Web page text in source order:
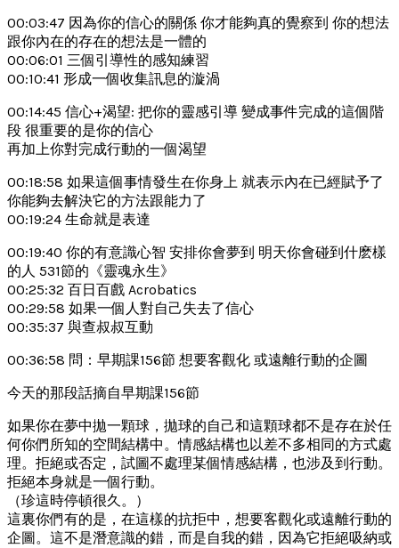
00:03:47 因為你的信心的關係 你才能夠真的覺察到 你的想法
跟你內在的存在的想法是一體的
00:06:01 三個引導性的感知練習
00:10:41 形成一個收集訊息的漩渦
00:14:45 信心+渴望: 把你的靈感引導 變成事件完成的這個階
段 很重要的是你的信心
再加上你對完成行動的一個渴望
00:18:58 如果這個事情發生在你身上 就表示內在已經賦予了
你能夠去解決它的方法跟能力了
00:19:24 生命就是表達
00:19:40 你的有意識心智 安排你會夢到 明天你會碰到什麽樣
的人 531節的《靈魂永生》
00:25:32 百日百戲 Acrobatics
00:29:58 如果一個人對自己失去了信心
00:35:37 與查叔叔互動
00:36:58 問：早期課156節 想要客觀化 或遠離行動的企圖
今天的那段話摘自早期課156節
如果你在夢中拋一顆球，拋球的自己和這顆球都不是存在於任
何你們所知的空間結構中。情感結構也以差不多相同的方式處
理。拒絕或否定，試圖不處理某個情感結構，也涉及到行動。
拒絕本身就是一個行動。
（珍這時停頓很久。）
這裏你們有的是，在這樣的抗拒中，想要客觀化或遠離行動的
企圖。這不是潛意識的錯，而是自我的錯，因為它拒絕吸納或